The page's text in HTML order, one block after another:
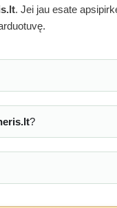
. Jei jau esate
?